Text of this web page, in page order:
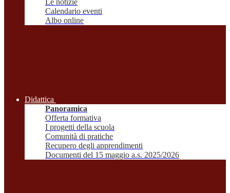
Le notizie
Calendario eventi
Albo online
Didattica
Panoramica
Offerta formativa
I progetti della scuola
Comunità di pratiche
Recupero degli apprendimenti
Documenti del 15 maggio a.s. 2025/2026